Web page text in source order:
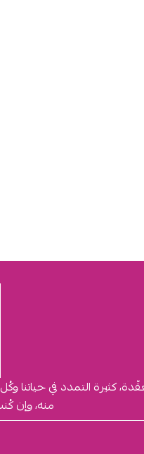
كثيرة التمدد في حياتنا
منه، وإن